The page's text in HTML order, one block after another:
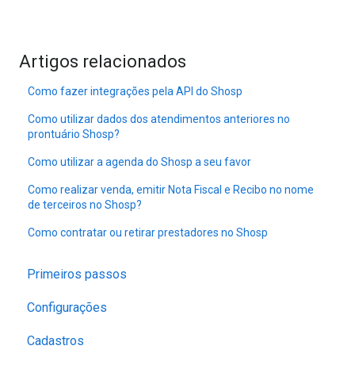
Artigos relacionados
Como fazer integrações pela API do Shosp
Como utilizar dados dos atendimentos anteriores no
prontuário Shosp?
Como utilizar a agenda do Shosp a seu favor
Como realizar venda, emitir Nota Fiscal e Recibo no nome
de terceiros no Shosp?
Como contratar ou retirar prestadores no Shosp
Primeiros passos
Configurações
Cadastros